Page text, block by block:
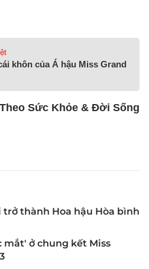
khôn của Á hậu Miss Grand
Theo Sức Khỏe & Đời Sống
trở thành Hoa hậu Hòa bình
mắt' ở chung kết Miss